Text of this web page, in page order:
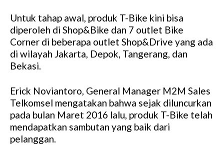
Untuk tahap awal, produk T-Bike kini bisa
diperoleh di Shop&Bike dan 7 outlet Bike
Corner di beberapa outlet Shop&Drive yang ada
di wilayah Jakarta, Depok, Tangerang, dan
Bekasi.
Erick Noviantoro, General Manager M2M Sales
Telkomsel mengatakan bahwa sejak diluncurkan
pada bulan Maret 2016 lalu, produk T-Bike telah
mendapatkan sambutan yang baik dari
pelanggan.